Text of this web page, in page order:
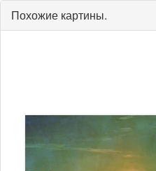
Похожие картины.